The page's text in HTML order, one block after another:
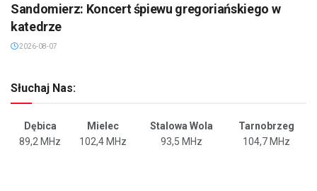
Sandomierz: Koncert śpiewu gregoriańskiego w
katedrze
2026-08-07
Słuchaj Nas:
Dębica Mielec Stalowa Wola
Tarnobrzeg
89,2 MHz
102,4 MHz 93,5 MHz 104,7 MHz